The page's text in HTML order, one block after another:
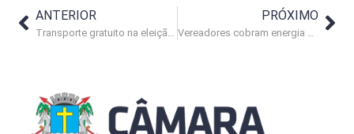
ANTERIOR PRÓXIMO